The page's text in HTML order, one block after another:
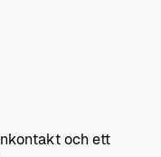
och ett